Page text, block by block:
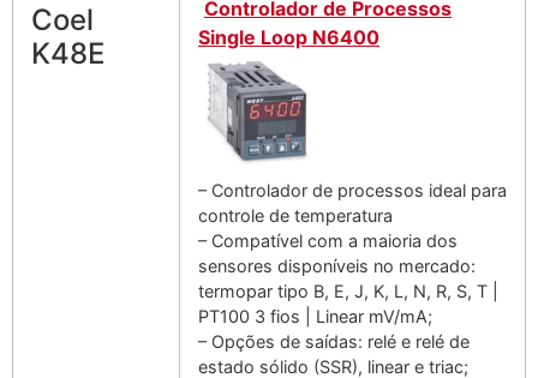
Coel
K48E
Controlador de Processos
Single Loop N6400
– Controlador de processos ideal para
controle de temperatura
– Compatível com a maioria dos
sensores disponíveis no mercado:
termopar tipo B, E, J, K, L, N, R, S, T |
PT100 3 fios | Linear mV/mA;
– Opções de saídas: relé e relé de
estado sólido (SSR), linear e triac;